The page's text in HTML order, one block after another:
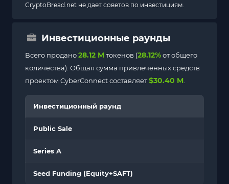
CryptoBread.net не дает советов по инвестициям.
Инвестиционные раунды
Всего продано28.12 Mтокенов (28.12%от общего
количества). Общая сумма привлеченных средств
проектом CyberConnect составляет$30.40 M
Инвестиционный раунд
Public Sale
Series A
Seed Funding (Equity+SAFT)